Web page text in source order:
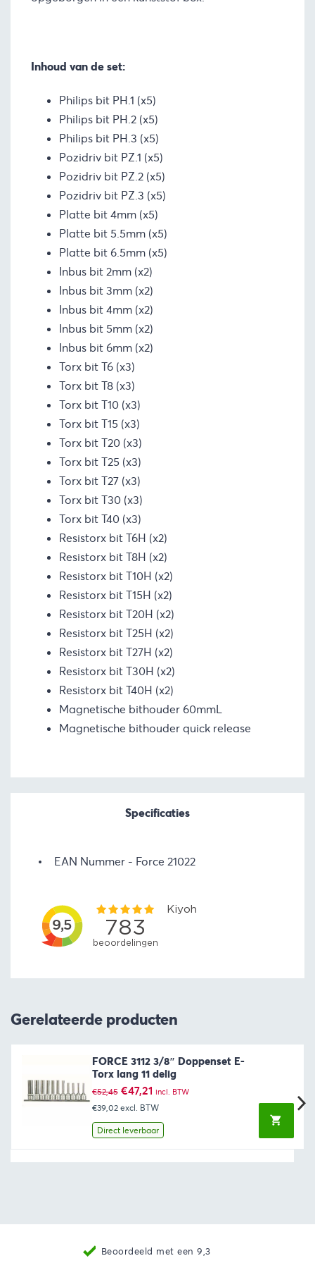
Inhoud van de set:
Philips bit PH.1 (x5)
Philips bit PH.2 (x5)
Philips bit PH.3 (x5)
Pozidriv bit PZ.1 (x5)
Pozidriv bit PZ.2 (x5)
Pozidriv bit PZ.3 (x5)
Platte bit 4mm (x5)
Platte bit 5.5mm (x5)
Platte bit 6.5mm (x5)
Inbus bit 2mm (x2)
Inbus bit 3mm (x2)
Inbus bit 4mm (x2)
Inbus bit 5mm (x2)
Inbus bit 6mm (x2)
Torx bit T6 (x3)
Torx bit T8 (x3)
Torx bit T10 (x3)
Torx bit T15 (x3)
Torx bit T20 (x3)
Torx bit T25 (x3)
Torx bit T27 (x3)
Torx bit T30 (x3)
Torx bit T40 (x3)
Resistorx bit T6H (x2)
Resistorx bit T8H (x2)
Resistorx bit T10H (x2)
Resistorx bit T15H (x2)
Resistorx bit T20H (x2)
Resistorx bit T25H (x2)
Resistorx bit T27H (x2)
Resistorx bit T30H (x2)
Resistorx bit T40H (x2)
Magnetische bithouder 60mmL
Magnetische bithouder quick release
Specificaties
EAN Nummer Force 21022
Gerelateerde producten
FORCE 3112 3/8″ Doppenset E-
Torx lang 11 delig
€52,45 Oorspronkelijke
prijs
was:
€52,45.
€47,21Huidige
prijs
is:
€47,21.
incl. BTW
€39,02 excl. BTW
Direct leverbaar
Beoordeeld met een 9,3